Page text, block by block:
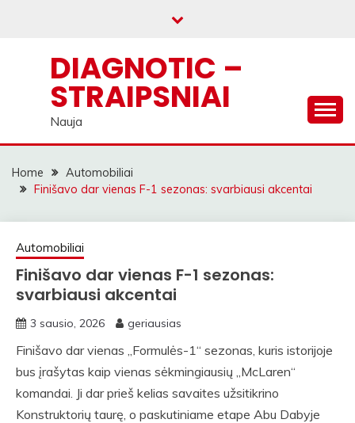
DIAGNOTIC –
STRAIPSNIAI
Nauja
Home
Automobiliai
Finišavo dar vienas F-1 sezonas: svarbiausi akcentai
Automobiliai
Finišavo dar vienas F-1 sezonas:
svarbiausi akcentai
3 sausio, 2026 geriausias
Finišavo dar vienas „Formulės-1“ sezonas, kuris istorijoje
bus įrašytas kaip vienas sėkmingiausių „McLaren“
komandai. Ji dar prieš kelias savaites užsitikrino
Konstruktorių taurę, o paskutiniame etape Abu Dabyje